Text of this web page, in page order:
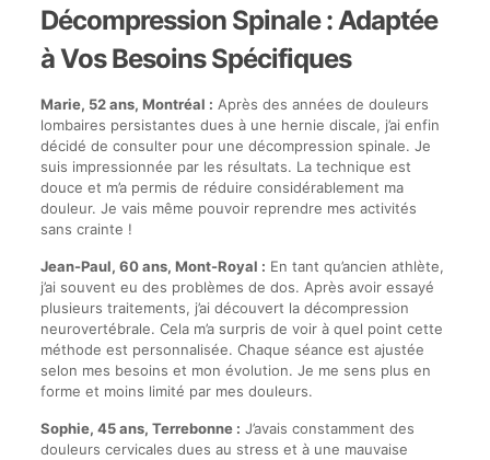
Décompression Spinale : Adaptée
à Vos Besoins Spécifiques
Marie, 52 ans, Montréal : Après des années de douleurs
lombaires persistantes dues à une hernie discale, j’ai enfin
décidé de consulter pour une décompression spinale. Je
suis impressionnée par les résultats. La technique est
douce et m’a permis de réduire considérablement ma
douleur. Je vais même pouvoir reprendre mes activités
sans crainte !
Jean-Paul, 60 ans, Mont-Royal : En tant qu’ancien athlète,
j’ai souvent eu des problèmes de dos. Après avoir essayé
plusieurs traitements, j’ai découvert la décompression
neurovertébrale. Cela m’a surpris de voir à quel point cette
méthode est personnalisée. Chaque séance est ajustée
selon mes besoins et mon évolution. Je me sens plus en
forme et moins limité par mes douleurs.
Sophie, 45 ans, Terrebonne : J’avais constamment des
douleurs cervicales dues au stress et à une mauvaise